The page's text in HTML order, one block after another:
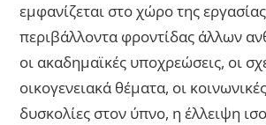
εμφανίζεται στο χώρο της
περιβάλλοντα φροντίδας άλλων
οι ακαδημαϊκές υποχρεώσεις, οι
οικογενειακά θέματα, οι
δυσκολίες στον ύπνο, η έλλειψη